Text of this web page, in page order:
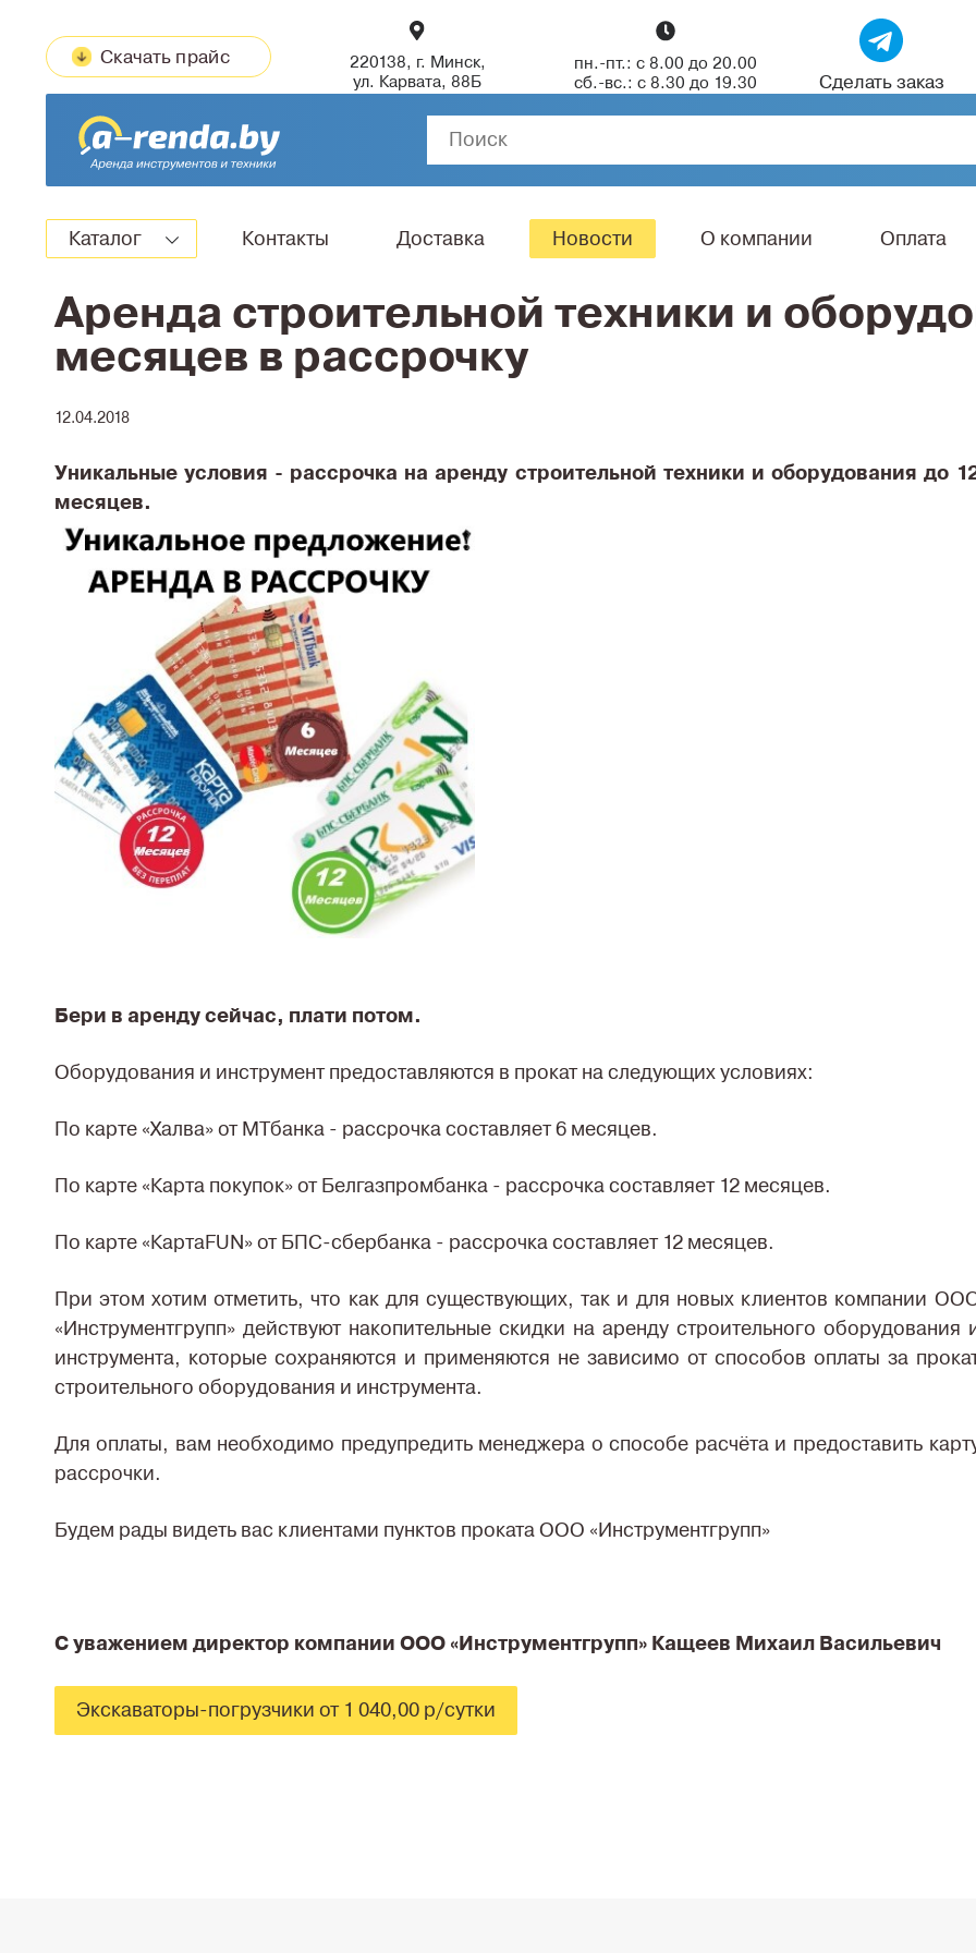
Скачать прайс
220138, г. Минск,
ул. Карвата, 88Б
пн.-пт.: с 8.00 до 20.00
сб.-вс.: с 8.30 до 19.30
Сделать заказ
Каталог Контакты Доставка Новости О компании Оплата
Аренда строительной техники и
месяцев в рассрочку
12.04.2018
Уникальные условия - рассрочка на аренду строительной техники и оборудования до
месяцев.
Бери в аренду сейчас, плати потом.
Оборудования и инструмент предоставляются в прокат на следующих условиях:
По карте «Халва» от МТбанка - рассрочка составляет 6 месяцев.
По карте «Карта покупок» от Белгазпромбанка - рассрочка составляет 12 месяцев.
По карте «КартаFUN» от БПС-сбербанка - рассрочка составляет 12 месяцев.
При этом хотим отметить, что как для существующих, так и для новых клиентов компании
«Инструментгрупп» действуют накопительные скидки на аренду строительного оборудования
инструмента, которые сохраняются и применяются не зависимо от способов оплаты за
строительного оборудования и инструмента.
Для оплаты, вам необходимо предупредить менеджера о способе расчёта и предоставить
рассрочки.
Будем рады видеть вас клиентами пунктов проката ООО «Инструментгрупп»
С уважением директор компании ООО «Инструментгрупп» Кащеев Михаил Васильевич
Экскаваторы-погрузчики от 1 040,00 р/сутки